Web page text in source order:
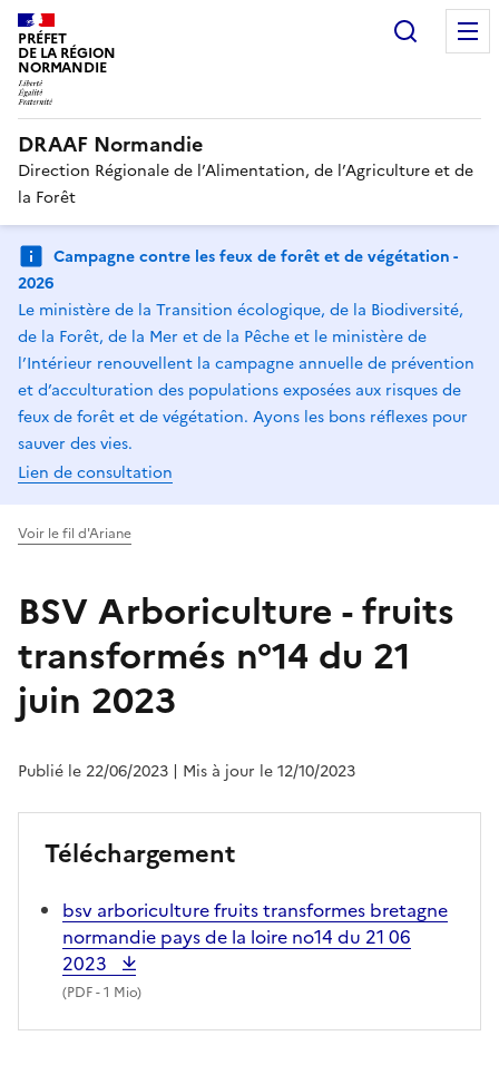
PRÉFET
DE LA RÉGION
NORMANDIE
DRAAF Normandie
Direction Régionale de l’Alimentation, de l’Agriculture et de
la Forêt
Campagne contre les feux de forêt et de végétation -
2026
Le ministère de la Transition écologique, de la Biodiversité,
de la Forêt, de la Mer et de la Pêche et le ministère de
l’Intérieur renouvellent la campagne annuelle de prévention
et d’acculturation des populations exposées aux risques de
feux de forêt et de végétation. Ayons les bons réflexes pour
sauver des vies.
Lien de consultation
Voir le fil d'Ariane
BSV Arboriculture - fruits
transformés n°14 du 21
juin 2023
Publié le 22/06/2023 | Mis à jour le 12/10/2023
Téléchargement
bsv arboriculture fruits transformes bretagne
normandie pays de la loire no14 du 21 06
2023
(PDF- 1 Mio)